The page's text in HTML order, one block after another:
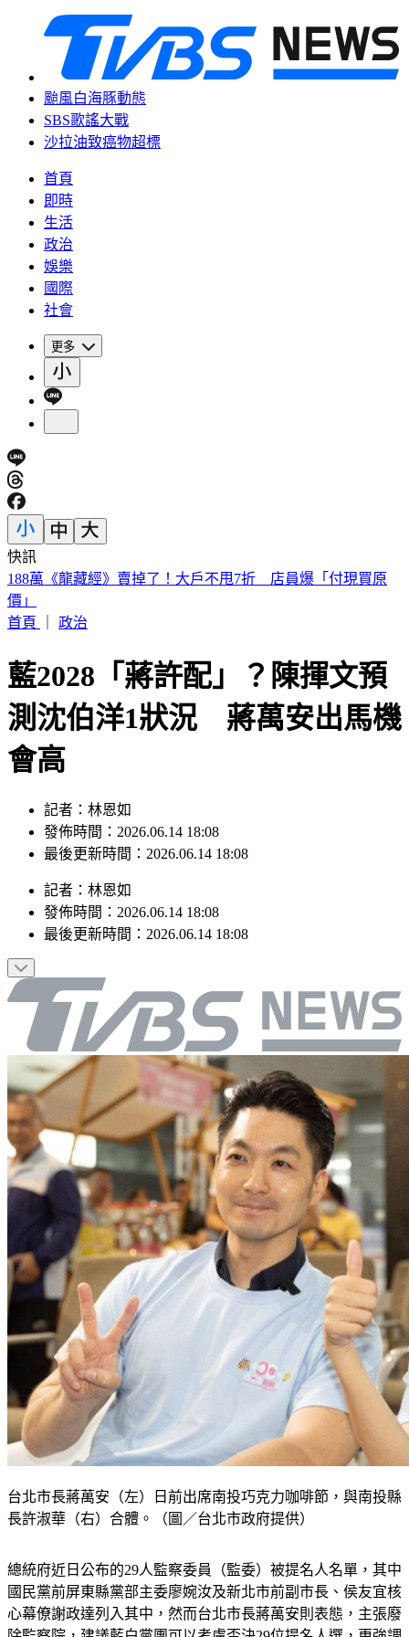
颱風白海豚動態
SBS歌謠大戰
沙拉油致癌物超標
首頁
即時
生活
政治
娛樂
國際
社會
更多
快訊
遠見天下創辦人高希均90歲辭世！「長壽5秘訣」曝 醫生也
認同
首頁
政治
藍2028「蔣許配」？陳揮文預
測沈伯洋1狀況 蔣萬安出馬機
會高
記者：林恩如
發佈時間：2026.06.14 18:08
最後更新時間：2026.06.14 18:08
記者 ： 林恩如
發佈時間： 2026.06.14 18:08
最後更新時間： 2026.06.14 18:08
台北市長蔣萬安（左）日前出席南投巧克力咖啡節，與南投縣
長許淑華（右）合體。（圖／台北市政府提供）
總統府近日公布的29人監察委員（監委）被提名人名單，其中
國民黨前屏東縣黨部主委廖婉汝及新北市前副市長、侯友宜核
心幕僚謝政達列入其中，然而台北市長蔣萬安則表態，主張廢